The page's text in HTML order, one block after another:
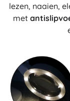
lezen, naaien,
met